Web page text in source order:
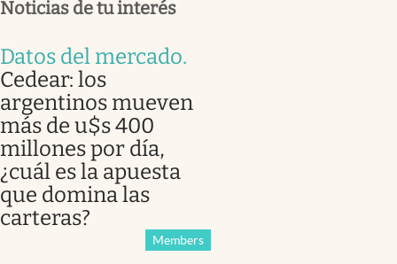
Noticias de tu interés
Datos del mercado.
Cedear: los
argentinos mueven
más de u$s 400
millones por día,
¿cuál es la apuesta
que domina las
carteras?
Members